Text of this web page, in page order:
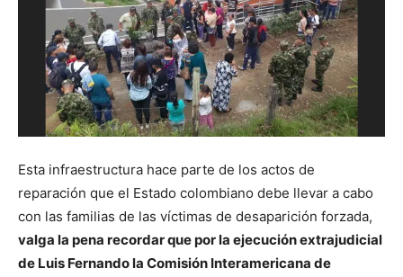
Esta infraestructura hace parte de los actos de
reparación que el Estado colombiano debe llevar a cabo
con las familias de las víctimas de desaparición forzada,
valga la pena recordar que por la ejecución extrajudicial
de Luis Fernando la Comisión Interamericana de